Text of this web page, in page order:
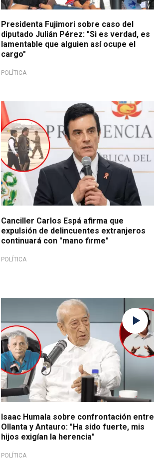
Presidenta Fujimori sobre caso del
diputado Julián Pérez: "Si es verdad, es
lamentable que alguien así ocupe el
cargo"
POLÍTICA
Prevalecerá medida
Canciller Carlos Espá afirma que
expulsión de delincuentes extranjeros
continuará con "mano firme"
POLÍTICA
Revela discrepancias entre hijos
Isaac Humala sobre confrontación entre
Ollanta y Antauro: "Ha sido fuerte, mis
hijos exigían la herencia"
POLÍTICA